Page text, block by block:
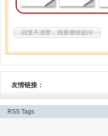
回复不清楚，我要继续提问
友情链接：
RSS Tags